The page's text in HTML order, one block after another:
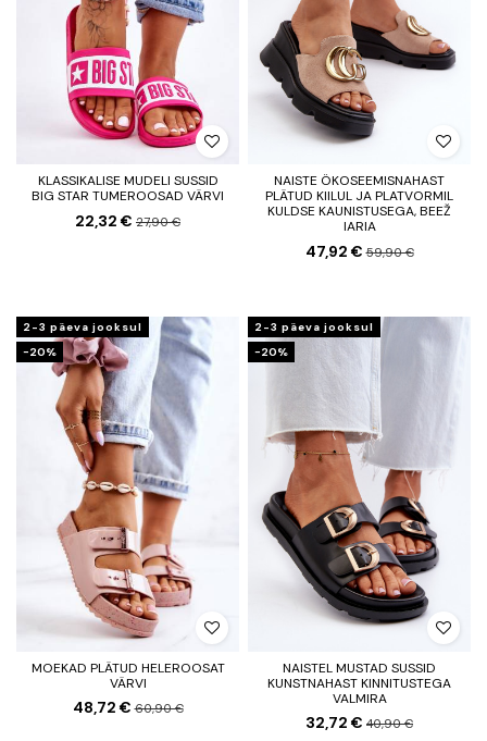
KLASSIKALISE MUDELI SUSSID
BIG STAR TUMEROOSAD VÄRVI
22,32 € 27,90 €
NAISTE ÖKOSEEMISNAHAST
PLÄTUD KIILUL JA PLATVORMIL
KULDSE KAUNISTUSEGA, BEEŽ
IARIA
47,92 €59,90 €
2-3 päeva jooksul
−20%
MOEKAD PLÄTUD HELEROOSAT
VÄRVI
48,72 €60,90 €
2-3 päeva jooksul
−20%
NAISTEL MUSTAD SUSSID
KUNSTNAHAST KINNITUSTEGA
VALMIRA
32,72 € 40,90 €